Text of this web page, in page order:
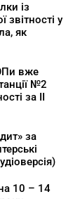
із
звітності у
як
вже
№2
за ІІ
за
10 – 14